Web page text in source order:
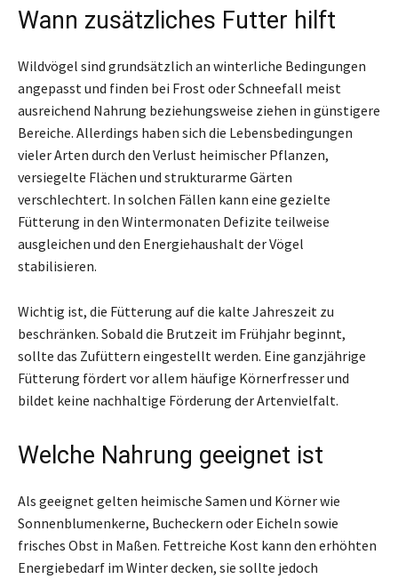
Wann zusätzliches Futter hilft
Wildvögel sind grundsätzlich an winterliche Bedingungen
angepasst und finden bei Frost oder Schneefall meist
ausreichend Nahrung beziehungsweise ziehen in günstigere
Bereiche. Allerdings haben sich die Lebensbedingungen
vieler Arten durch den Verlust heimischer Pflanzen,
versiegelte Flächen und strukturarme Gärten
verschlechtert. In solchen Fällen kann eine gezielte
Fütterung in den Wintermonaten Defizite teilweise
ausgleichen und den Energiehaushalt der Vögel
stabilisieren.
Wichtig ist, die Fütterung auf die kalte Jahreszeit zu
beschränken. Sobald die Brutzeit im Frühjahr beginnt,
sollte das Zufüttern eingestellt werden. Eine ganzjährige
Fütterung fördert vor allem häufige Körnerfresser und
bildet keine nachhaltige Förderung der Artenvielfalt.
Welche Nahrung geeignet ist
Als geeignet gelten heimische Samen und Körner wie
Sonnenblumenkerne, Bucheckern oder Eicheln sowie
frisches Obst in Maßen. Fettreiche Kost kann den erhöhten
Energiebedarf im Winter decken, sie sollte jedoch